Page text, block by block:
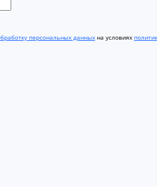
персональных данных на условиях